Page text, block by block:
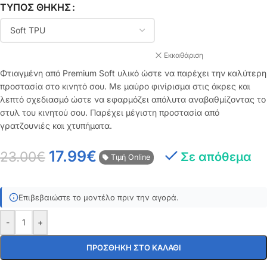
ΤΎΠΟΣ ΘΉΚΗΣ
Εκκαθάριση
Φτιαγμένη από Premium Soft υλικό ώστε να παρέχει την καλύτερη
προστασία στο κινητό σου. Με μαύρο φινίρισμα στις άκρες και
λεπτό σχεδιασμό ώστε να εφαρμόζει απόλυτα αναβαθμίζοντας το
στυλ του κινητού σου. Παρέχει μέγιστη προστασία από
γρατζουνιές και χτυπήματα.
23.00€ 17.99€ Τιμή Online Σε απόθεμα
Επιβεβαιώστε το μοντέλο πριν την αγορά.
- +
ΠΡΟΣΘΉΚΗ ΣΤΟ ΚΑΛΆΘΙ